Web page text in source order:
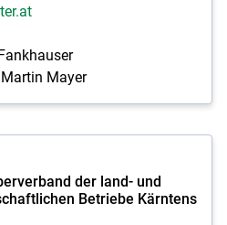
Mayer
der land- und
Betriebe Kärntens